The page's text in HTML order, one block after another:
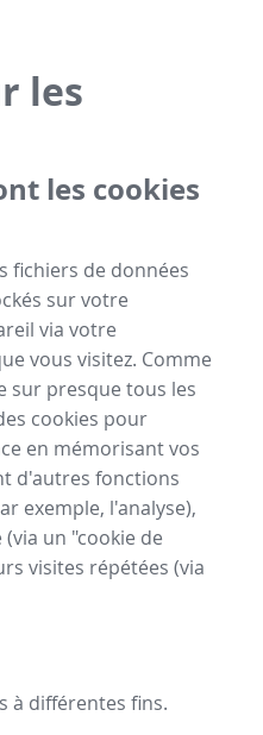
les
les cookies
fichiers de données
sur votre
via votre
vous visitez. Comme
sur presque tous les
cookies pour
en mémorisant vos
d'autres fonctions
exemple, l'analyse),
un "cookie de
visites répétées (via
à différentes fins.